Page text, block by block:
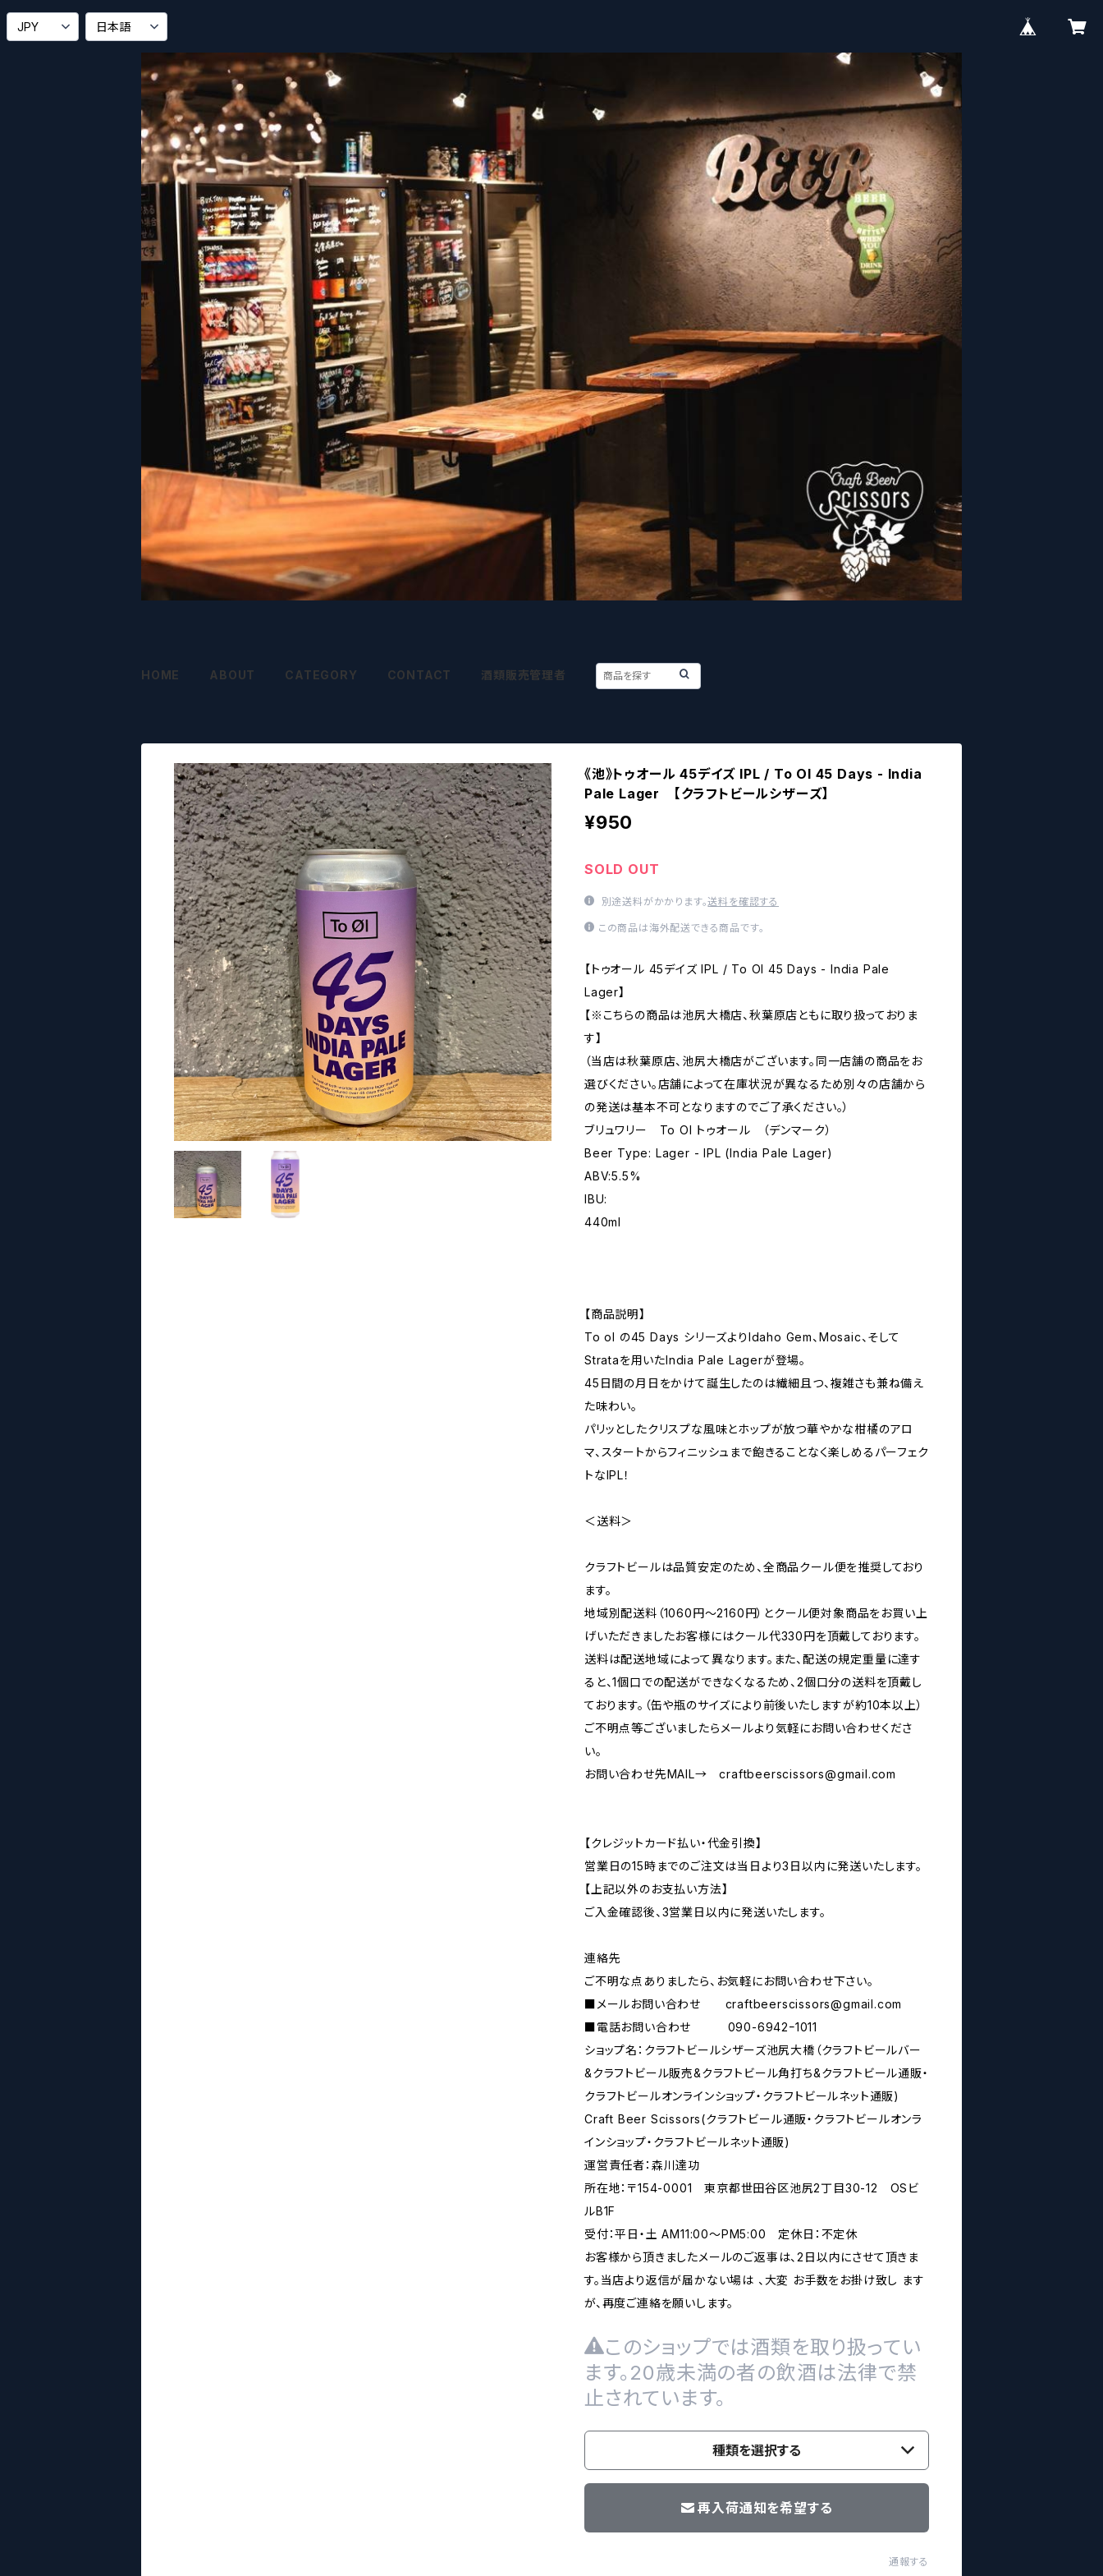
HOME ABOUT CATEGORY CONTACT 酒類販売管理者
《池》トゥオール 45デイズ IPL / To Ol 45 Days - India
Pale Lager 【クラフトビールシザーズ】
¥950
SOLD OUT
別途送料がかかります。送料を確認する
この商品は海外配送できる商品です。
【トゥオール 45デイズ IPL / To Ol 45 Days - India Pale
Lager】
【※こちらの商品は池尻大橋店、秋葉原店ともに取り扱っておりま
す】
（当店は秋葉原店、池尻大橋店がございます。同一店舗の商品をお
選びください。店舗によって在庫状況が異なるため別々の店舗から
の発送は基本不可となりますのでご了承ください。）
ブリュワリー To Ol トゥオール （デンマーク）
Beer Type: Lager - IPL (India Pale Lager)
ABV:5.5%
IBU:
440ml
【商品説明】
To ol の45 Days シリーズよりIdaho Gem、Mosaic、そして
Strataを用いたIndia Pale Lagerが登場。
45日間の月日をかけて誕生したのは繊細且つ、複雑さも兼ね備え
た味わい。
パリッとしたクリスプな風味とホップが放つ華やかな柑橘のアロ
マ、スタートからフィニッシュまで飽きることなく楽しめるパーフェク
トなIPL！
＜送料＞
クラフトビールは品質安定のため、全商品クール便を推奨しており
ます。
地域別配送料（1060円～2160円）とクール便対象商品をお買い上
げいただきましたお客様にはクール代330円を頂戴しております。
送料は配送地域によって異なります。また、配送の規定重量に達す
ると、1個口での配送ができなくなるため、2個口分の送料を頂戴し
ております。（缶や瓶のサイズにより前後いたしますが約10本以上）
ご不明点等ございましたらメールより気軽にお問い合わせくださ
い。
お問い合わせ先MAIL→craftbeerscissors@gmail.com
【クレジットカード払い・代金引換】
営業日の15時までのご注文は当日より3日以内に発送いたします。
【上記以外のお支払い方法】
ご入金確認後、3営業日以内に発送いたします。
連絡先
ご不明な点ありましたら、お気軽にお問い合わせ下さい。
■メールお問い合わせ craftbeerscissors@gmail.com
■電話お問い合わせ 090-6942ｰ1011
ショップ名：クラフトビールシザーズ池尻大橋（クラフトビールバー
&クラフトビール販売&クラフトビール角打ち&クラフトビール通販・
クラフトビールオンラインショップ・クラフトビールネット通販)
Craft Beer Scissors(クラフトビール通販・クラフトビールオンラ
インショップ・クラフトビールネット通販)
運営責任者：森川達功
所在地：〒154-0001 東京都世田谷区池尻2丁目30-12 OSビ
ルB1F
受付：平日・土 AM11:00～PM5:00 定休日：不定休
お客様から頂きましたメールのご返事は、2日以内にさせて頂きま
す。当店より返信が届かない場は 、大変 お手数をお掛け致し ます
が、再度ご連絡を願いします。
このショップでは酒類を取り扱ってい
ます。20歳未満の者の飲酒は法律で禁
止されています。
種類を選択する
再入荷通知を希望する
通報する